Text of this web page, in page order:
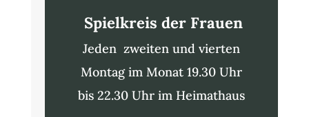
Spielkreis der Frauen
Jeden zweiten und vierten
Montag im Monat 19.30 Uhr
bis 22.30 Uhr im Heimathaus